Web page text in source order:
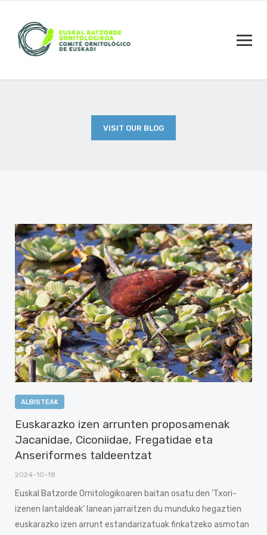
VISIT OUR BLOG
ALBISTEAK
Euskarazko izen arrunten proposamenak
Jacanidae, Ciconiidae, Fregatidae eta
Anseriformes taldeentzat
2024-10-18
Euskal Batzorde Ornitologikoaren baitan osatu den ‘Txori-
izenen lantaldeak‘ lanean jarraitzen du munduko hegaztien
euskarazko izen arrunt estandarizatuak finkatzeko asmotan